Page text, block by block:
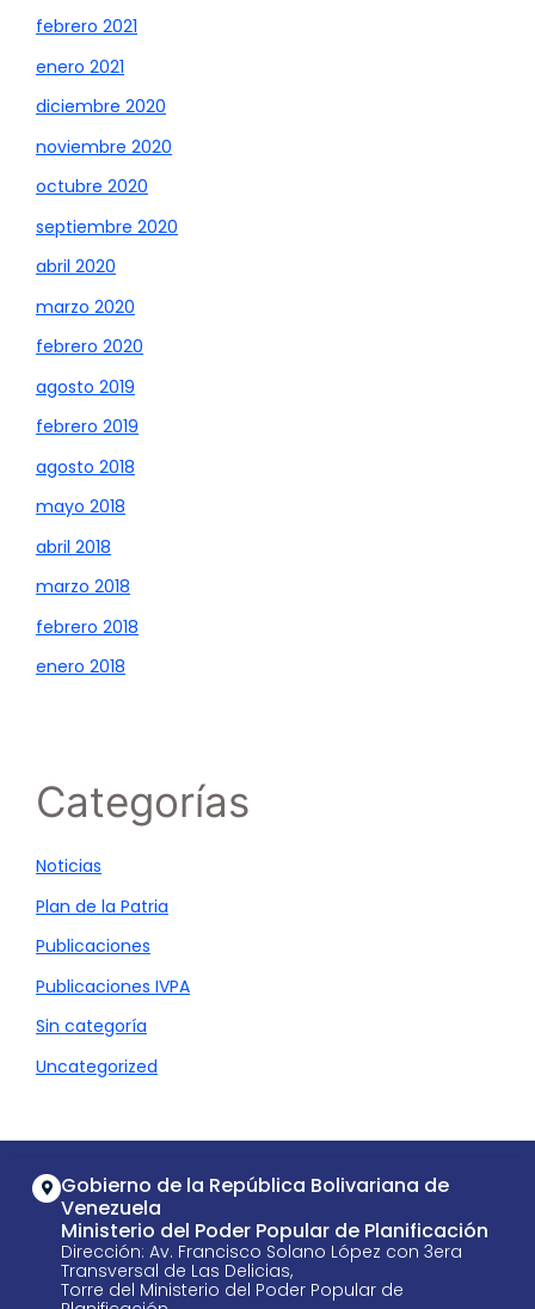
febrero 2021
enero 2021
diciembre 2020
noviembre 2020
octubre 2020
septiembre 2020
abril 2020
marzo 2020
febrero 2020
agosto 2019
febrero 2019
agosto 2018
mayo 2018
abril 2018
marzo 2018
febrero 2018
enero 2018
Categorías
Noticias
Plan de la Patria
Publicaciones
Publicaciones IVPA
Sin categoría
Uncategorized
Gobierno de la República Bolivariana de
Venezuela
Ministerio del Poder Popular de Planificación
Dirección: Av. Francisco Solano López con 3era
Transversal de Las Delicias,
Torre del Ministerio del Poder Popular de